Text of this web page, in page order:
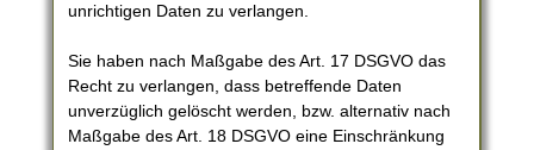
unrichtigen Daten zu verlangen.
Sie haben nach Maßgabe des Art. 17 DSGVO das
Recht zu verlangen, dass betreffende Daten
unverzüglich gelöscht werden, bzw. alternativ nach
Maßgabe des Art. 18 DSGVO eine Einschränkung